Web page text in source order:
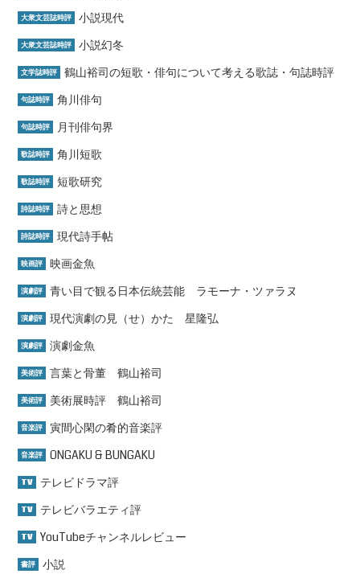
大衆文芸誌時評 小説現代
大衆文芸誌時評 小説幻冬
文学誌時評 鶴山裕司の短歌・俳句について考える歌誌・句誌時評
句誌時評 角川俳句
句誌時評 月刊俳句界
歌誌時評 角川短歌
歌誌時評 短歌研究
詩誌時評 詩と思想
詩誌時評 現代詩手帖
映画評 映画金魚
演劇評 青い目で観る日本伝統芸能 ラモーナ・ツァラヌ
演劇評 現代演劇の見（せ）かた 星隆弘
演劇評 演劇金魚
美術評 言葉と骨董 鶴山裕司
美術評 美術展時評 鶴山裕司
音楽評 寅間心閑の肴的音楽評
音楽評 ONGAKU & BUNGAKU
TV テレビドラマ評
TV テレビバラエティ評
TV YouTubeチャンネルレビュー
書評 小説